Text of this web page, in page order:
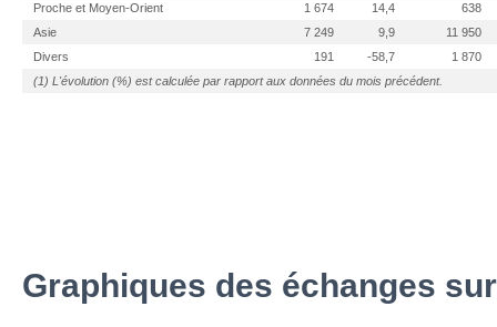
Proche et Moyen-Orient
1 674 14,4
638
Asie
7 249 9,9
11 950
Divers
191 -58,7
1 870
(1) L'évolution (%) est calculée par rapport aux données du mois précédent.
Graphiques des échanges